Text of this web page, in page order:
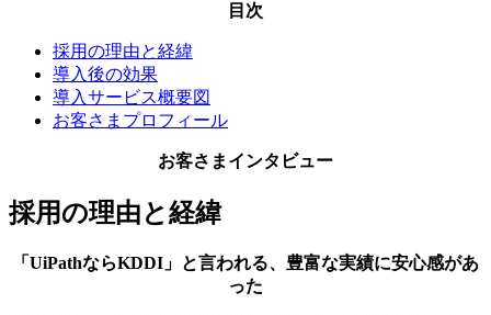
目次
採用の理由と経緯
導入後の効果
導入サービス概要図
お客さまプロフィール
お客さまインタビュー
採用の理由と経緯
「UiPathならKDDI」と言われる、豊富な実績に安心感があ
った